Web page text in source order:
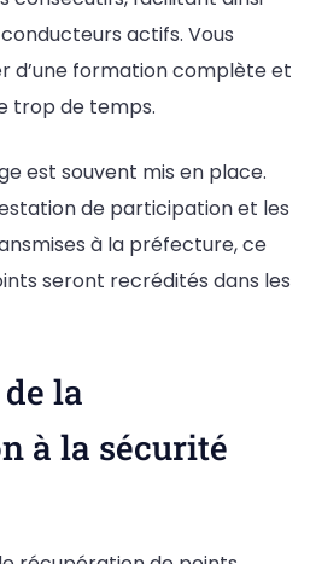
actifs. Vous
d’une formation complète et
trop de temps.
est souvent mis en place.
de participation et les
à la préfecture, ce
seront recrédités dans les
la
à la sécurité